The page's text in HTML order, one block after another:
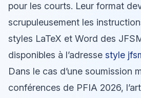
pour les courts. Leur format
scrupuleusement les
styles LaTeX et Word des
disponibles à l’adresse style
Dans le cas d’une soumission
conférences de PFIA 2026,